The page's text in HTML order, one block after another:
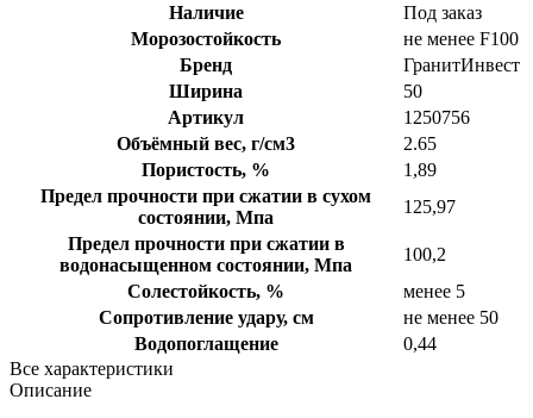
Наличие
Под заказ
Морозостойкость
не менее F100
Бренд
ГранитИнвест
Ширина
50
Артикул
1250756
Объёмный вес, г/см3
2.65
Пористость, %
1,89
Предел прочности при сжатии в сухом
состоянии, Мпа
125,97
Предел прочности при сжатии в
водонасыщенном состоянии, Мпа
100,2
Солестойкость, %
менее 5
Сопротивление удару, см
не менее 50
Водопоглащение
0,44
Все характеристики
Описание